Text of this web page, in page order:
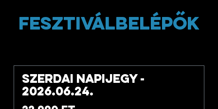
Fesztiválbelépők
Szerdai napijegy -
2026.06.24.